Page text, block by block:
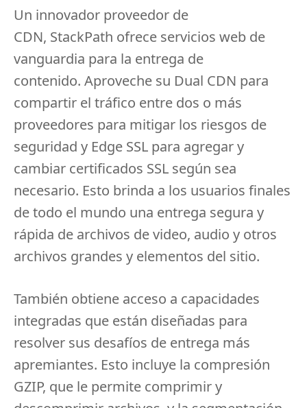
Un innovador proveedor de
CDN, StackPath ofrece servicios web de
vanguardia para la entrega de
contenido. Aproveche su Dual CDN para
compartir el tráfico entre dos o más
proveedores para mitigar los riesgos de
seguridad y Edge SSL para agregar y
cambiar certificados SSL según sea
necesario. Esto brinda a los usuarios finales
de todo el mundo una entrega segura y
rápida de archivos de video, audio y otros
archivos grandes y elementos del sitio.
También obtiene acceso a capacidades
integradas que están diseñadas para
resolver sus desafíos de entrega más
apremiantes. Esto incluye la compresión
GZIP, que le permite comprimir y